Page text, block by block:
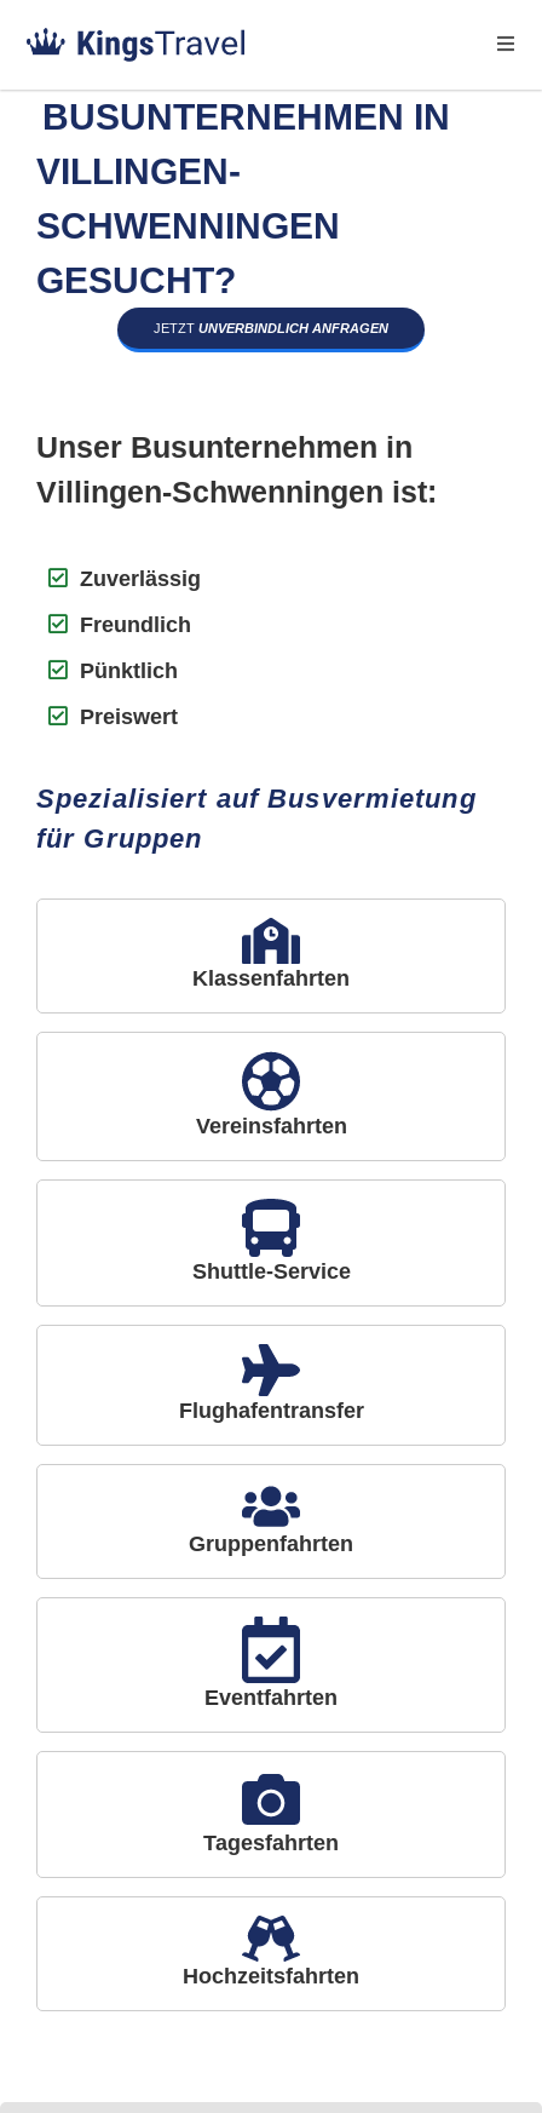
BUSUNTERNEHMEN IN
VILLINGEN-
SCHWENNINGEN
GESUCHT?
JETZT UNVERBINDLICH ANFRAGEN
Unser Busunternehmen in
Villingen-Schwenningen ist:
Zuverlässig
Freundlich
Pünktlich
Preiswert
Spezialisiert auf Busvermietung
für Gruppen
Klassenfahrten
Vereinsfahrten
Shuttle-Service
Flughafentransfer
Gruppenfahrten
Eventfahrten
Tagesfahrten
Hochzeitsfahrten